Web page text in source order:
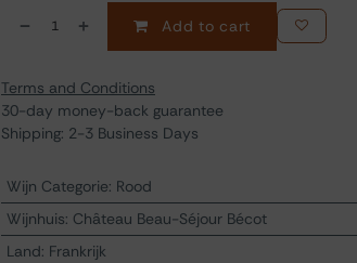
Add to cart
Terms and Conditions
30-day money-back guarantee
Shipping: 2-3 Business Days
Wijn Categorie: Rood
Wijnhuis: Château Beau-Séjour Bécot
Land: Frankrijk